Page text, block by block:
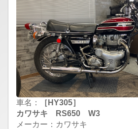
車名：
［HY305］
カワサキ RS650 W3
メーカー：カワサキ